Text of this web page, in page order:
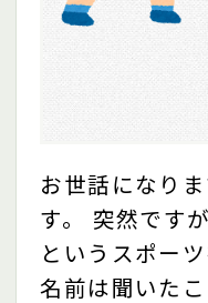
お世話になり
す。 突然です
というスポー
名前は聞いた